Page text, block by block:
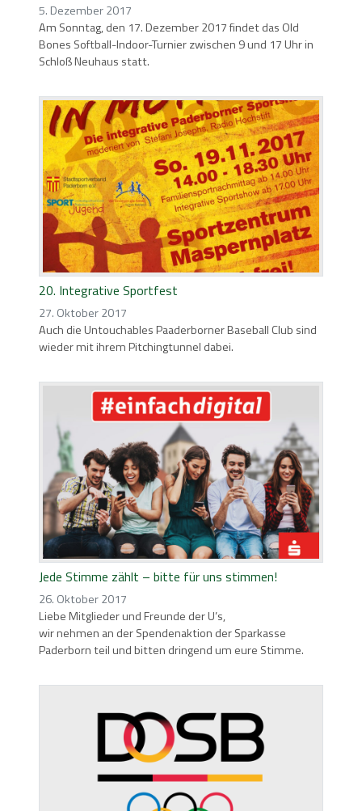
5. Dezember 2017
Am Sonntag, den 17. Dezember 2017 findet das Old
Bones Softball-Indoor-Turnier zwischen 9 und 17 Uhr in
Schloß Neuhaus statt.
20. Integrative Sportfest
27. Oktober 2017
Auch die Untouchables Paaderborner Baseball Club sind
wieder mit ihrem Pitchingtunnel dabei.
Jede Stimme zählt – bitte für uns stimmen!
26. Oktober 2017
Liebe Mitglieder und Freunde der U’s,
wir nehmen an der Spendenaktion der Sparkasse
Paderborn teil und bitten dringend um eure Stimme.